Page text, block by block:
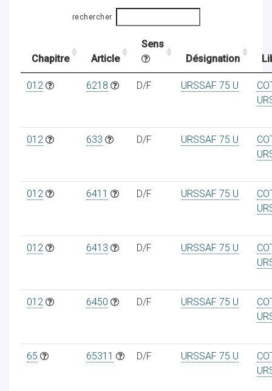
rechercher
Chapitre Article
Sens
Désignation
012 6218 D/F URSSAF 75 U
012 633 D/F URSSAF 75 U
012 6411 D/F URSSAF 75 U
012 6413 D/F URSSAF 75 U
012 6450 D/F URSSAF 75 U
65 65311 D/F URSSAF 75 U